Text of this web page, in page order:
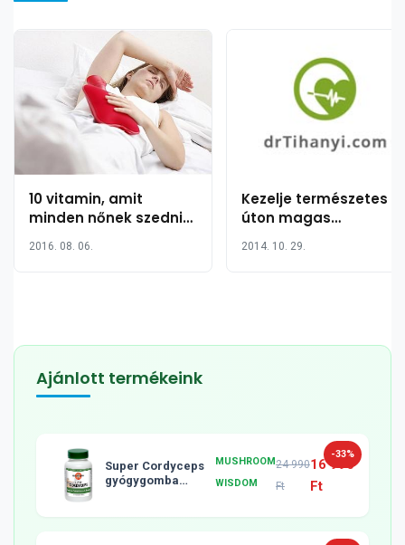
10 vitamin, amit
minden nőnek szednie
2016. 08. 06.
Kezelje természetes
úton magas
vitaminnal
2014. 10. 29.
Ajánlott termékeink
-33%
Super Cordyceps
gyógygomba
MUSHROOM
WISDOM
24 990
Ft
16 990
Ft